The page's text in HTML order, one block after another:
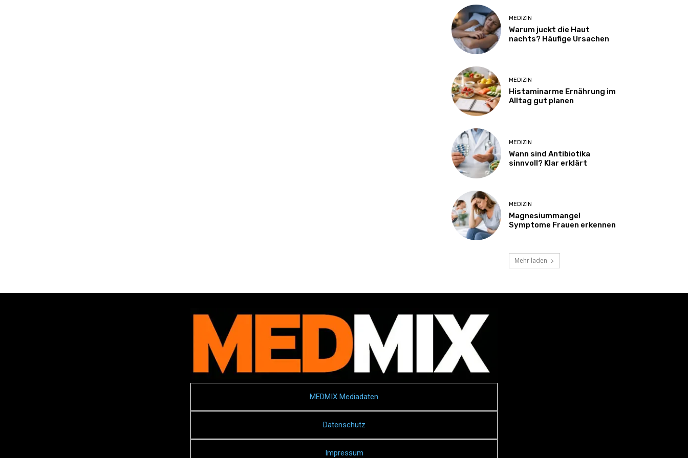
MEDIZIN
Warum juckt die Haut
nachts? Häufige Ursachen
MEDIZIN
Histaminarme Ernährung im
Alltag gut planen
MEDIZIN
Wann sind Antibiotika
sinnvoll? Klar erklärt
MEDIZIN
Magnesiummangel
Symptome Frauen erkennen
Mehr laden
MEDMIX Mediadaten
Datenschutz
Impressum